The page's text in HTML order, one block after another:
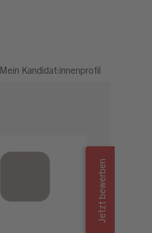
Mein Kandidat:innenprofil